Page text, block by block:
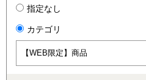
指定なし
カテゴリ
【WEB限定】商品